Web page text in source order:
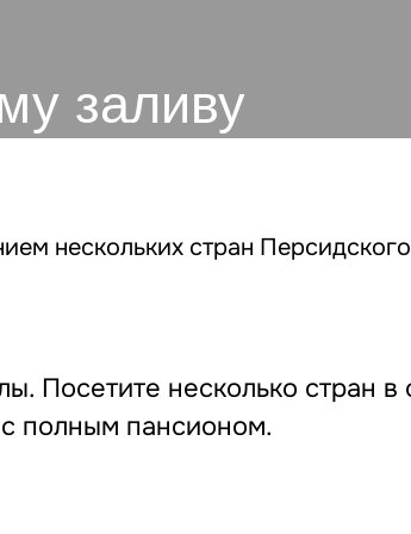
заливу
нескольких стран
Посетите несколько стран
полным пансионом.